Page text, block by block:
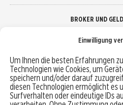
Einwilligung
Um Ihnen die besten Erfahrungen
Technologien wie Cookies, um
speichern und/oder darauf
diesen Technologien ermöglicht es
Surfverhalten oder eindeutige IDs
BROKER UND
Robo-Advisor vergleichen
Depotvergleich